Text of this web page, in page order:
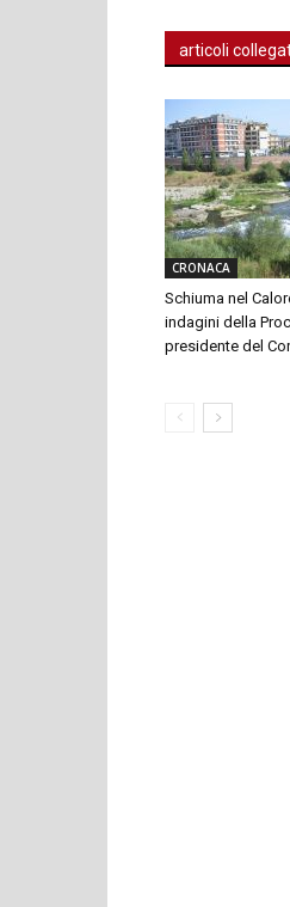
articoli
CRONACA
Schiuma nel
indagini della
presidente del